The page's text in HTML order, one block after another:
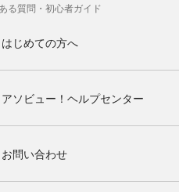
る質問・初心者ガイド
はじめての方へ
アソビュー！ヘルプセンター
お問い合わせ